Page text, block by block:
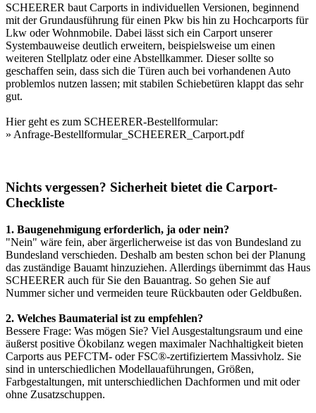
SCHEERER baut Carports in individuellen Versionen, beginnend
mit der Grundausführung für einen Pkw bis hin zu Hochcarports für
Lkw oder Wohnmobile. Dabei lässt sich ein Carport unserer
Systembauweise deutlich erweitern, beispielsweise um einen
weiteren Stellplatz oder eine Abstellkammer. Dieser sollte so
geschaffen sein, dass sich die Türen auch bei vorhandenen Auto
problemlos nutzen lassen; mit stabilen Schiebetüren klappt das sehr
gut.
Hier geht es zum SCHEERER-Bestellformular:
» Anfrage-Bestellformular_SCHEERER_Carport.pdf
Nichts vergessen? Sicherheit bietet die Carport-
Checkliste
1. Baugenehmigung erforderlich, ja oder nein?
"Nein" wäre fein, aber ärgerlicherweise ist das von Bundesland zu
Bundesland verschieden. Deshalb am besten schon bei der Planung
das zuständige Bauamt hinzuziehen. Allerdings übernimmt das Haus
SCHEERER auch für Sie den Bauantrag. So gehen Sie auf
Nummer sicher und vermeiden teure Rückbauten oder Geldbußen.
2. Welches Baumaterial ist zu empfehlen?
Bessere Frage: Was mögen Sie? Viel Ausgestaltungsraum und eine
äußerst positive Ökobilanz wegen maximaler Nachhaltigkeit bieten
Carports aus PEFCTM- oder FSC®-zertifiziertem Massivholz. Sie
sind in unterschiedlichen Modellauaführungen, Größen,
Farbgestaltungen, mit unterschiedlichen Dachformen und mit oder
ohne Zusatzschuppen.